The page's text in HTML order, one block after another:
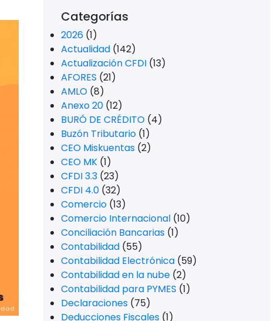
Categorías
2026 (1)
Actualidad (142)
Actualización CFDI (13)
AFORES (21)
AMLO (8)
Anexo 20 (12)
BURÓ DE CRÉDITO (4)
Buzón Tributario (1)
CEO Miskuentas (2)
CEO MK (1)
CFDI 3.3 (23)
CFDI 4.0 (32)
Comercio (13)
Comercio Internacional (10)
Conciliación Bancarias (1)
Contabilidad (55)
Contabilidad Electrónica (59)
Contabilidad en la nube (2)
Contabilidad para PYMES (1)
Declaraciones (75)
Deducciones Fiscales (1)